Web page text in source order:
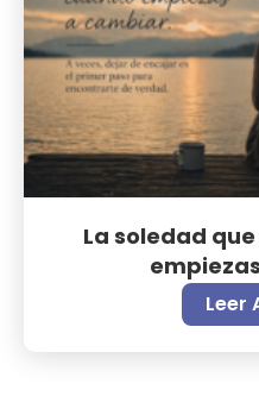
La soledad
Leer